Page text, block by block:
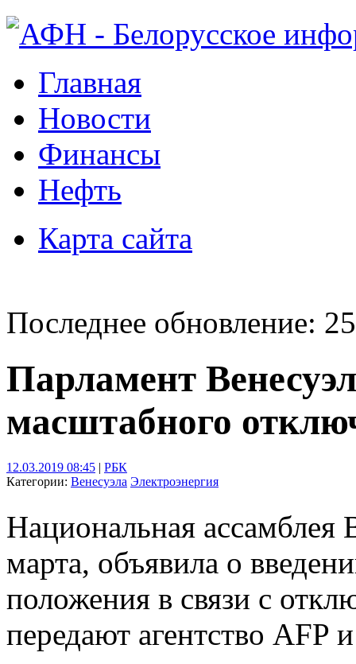
Главная
Новости
Финансы
Нефть
Карта сайта
Последнее обновление:
Парламент
масштабного
12.03.2019 08:45 | РБК
Категории: Венесуэла Электроэнергия
Национальная ассамблея
марта, объявила о
положения в связи с
передают агентство AFP